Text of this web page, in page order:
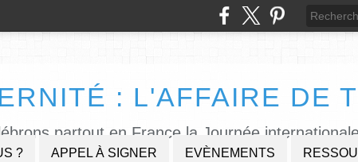
: L'AFFAIRE DE
partout en France la Journée
? APPEL À SIGNER EVÈNEMENTS